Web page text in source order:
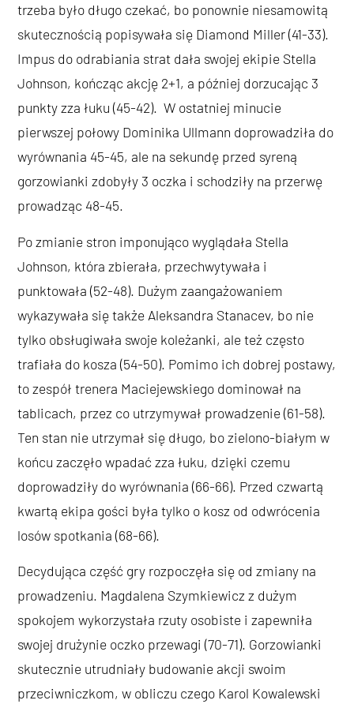
trzeba było długo czekać, bo ponownie niesamowitą
skutecznością popisywała się Diamond Miller (41-33).
Impus do odrabiania strat dała swojej ekipie Stella
Johnson, kończąc akcję 2+1, a później dorzucając 3
punkty zza łuku (45-42). W ostatniej minucie
pierwszej połowy Dominika Ullmann doprowadziła do
wyrównania 45-45, ale na sekundę przed syreną
gorzowianki zdobyły 3 oczka i schodziły na przerwę
prowadząc 48-45.
Po zmianie stron imponująco wyglądała Stella
Johnson, która zbierała, przechwytywała i
punktowała (52-48). Dużym zaangażowaniem
wykazywała się także Aleksandra Stanacev, bo nie
tylko obsługiwała swoje koleżanki, ale też często
trafiała do kosza (54-50). Pomimo ich dobrej postawy,
to zespół trenera Maciejewskiego dominował na
tablicach, przez co utrzymywał prowadzenie (61-58).
Ten stan nie utrzymał się długo, bo zielono-białym w
końcu zaczęło wpadać zza łuku, dzięki czemu
doprowadziły do wyrównania (66-66). Przed czwartą
kwartą ekipa gości była tylko o kosz od odwrócenia
losów spotkania (68-66).
Decydująca część gry rozpoczęła się od zmiany na
prowadzeniu. Magdalena Szymkiewicz z dużym
spokojem wykorzystała rzuty osobiste i zapewniła
swojej drużynie oczko przewagi (70-71). Gorzowianki
skutecznie utrudniały budowanie akcji swoim
przeciwniczkom, w obliczu czego Karol Kowalewski